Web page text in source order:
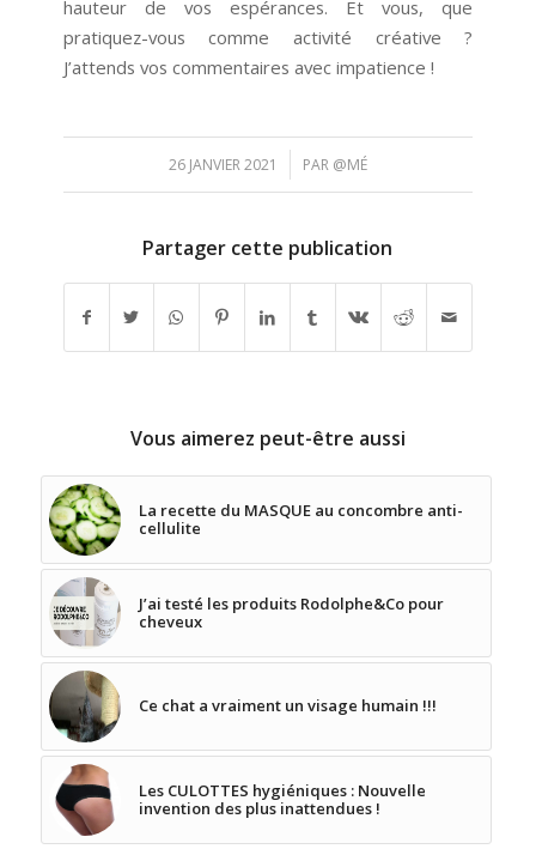
hauteur de vos espérances. Et vous, que
pratiquez-vous comme activité créative ?
J’attends vos commentaires avec impatience !
26 JANVIER 2021
/ PAR @MÉ
Partager cette publication
Vous aimerez peut-être aussi
La recette du MASQUE au concombre anti-
cellulite
J’ai testé les produits Rodolphe&Co pour
cheveux
Ce chat a vraiment un visage humain !!!
Les CULOTTES hygiéniques : Nouvelle
invention des plus inattendues !